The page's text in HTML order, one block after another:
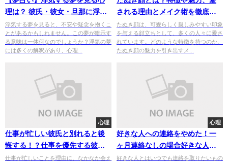
理は？ 彼氏・彼女・旦那に浮気
される、バレるケースなどを解
説
浮気する夢を見ると、不安や疑念を抱くこ
とがあるかもしれません。この夢が暗示す
る意味は一体何なのでしょうか？浮気の夢
には多くの解釈があり、心理...
される理由とメイク術を徹底解
説
たぬき顔は、可愛らしく親しみやすい印象
を与える顔立ちとして、多くの人々に愛さ
れています。どのような特徴を持つのか、
たぬき顔の魅力を引き出すメ...
心理
仕事が忙しい彼氏と別れると後
悔する！？仕事を優先する彼氏
と別れるか迷っているならこれ
仕事が忙しいことを理由に、なかなか会え
心理
好きな人への連絡をやめた！一
ヶ月連絡なしの場合好きな人に
自分から連絡した方がいい？
好きな人とはいつでも連絡を取りたいもの